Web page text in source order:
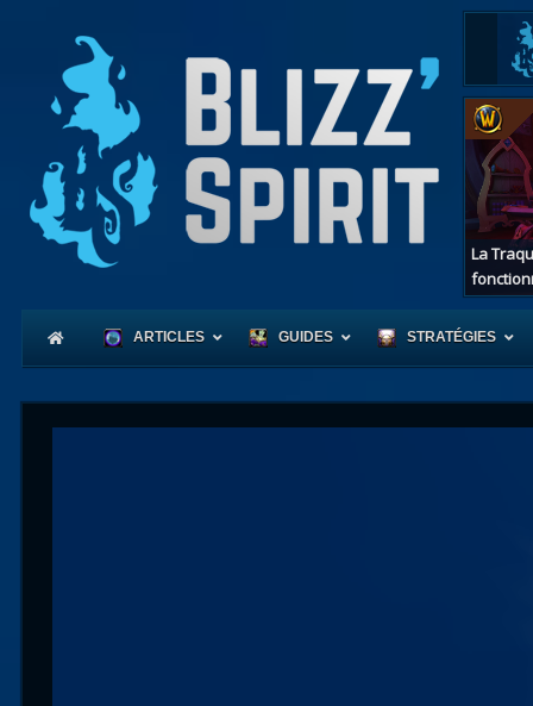
La
ARTICLES GUIDES STRATÉGIES